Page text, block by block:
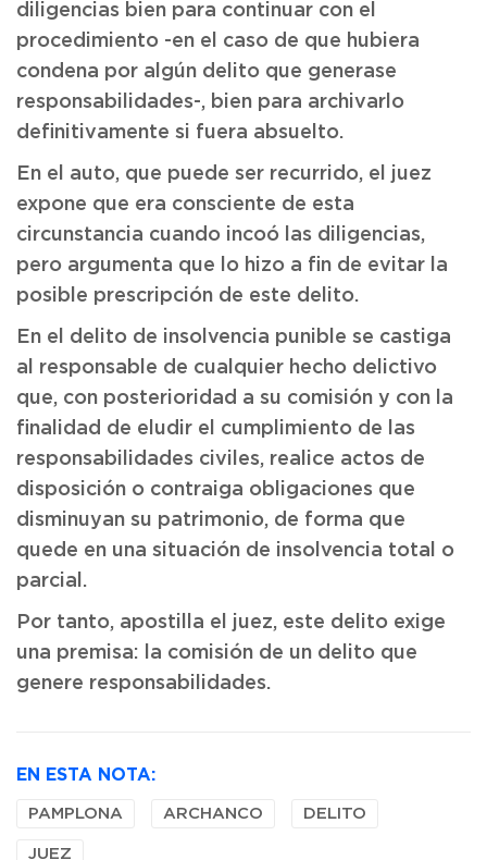
diligencias bien para continuar con el
procedimiento -en el caso de que hubiera
condena por algún delito que generase
responsabilidades-, bien para archivarlo
definitivamente si fuera absuelto.
En el auto, que puede ser recurrido, el juez
expone que era consciente de esta
circunstancia cuando incoó las diligencias,
pero argumenta que lo hizo a fin de evitar la
posible prescripción de este delito.
En el delito de insolvencia punible se castiga
al responsable de cualquier hecho delictivo
que, con posterioridad a su comisión y con la
finalidad de eludir el cumplimiento de las
responsabilidades civiles, realice actos de
disposición o contraiga obligaciones que
disminuyan su patrimonio, de forma que
quede en una situación de insolvencia total o
parcial.
Por tanto, apostilla el juez, este delito exige
una premisa: la comisión de un delito que
genere responsabilidades.
EN ESTA NOTA:
PAMPLONA ARCHANCO DELITO
JUEZ